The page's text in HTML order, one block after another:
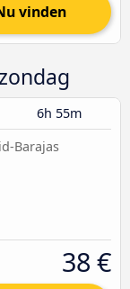
vinden
6h 55m
Barajas
38 €